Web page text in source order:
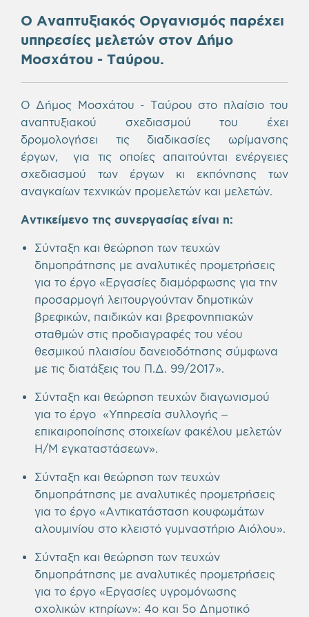
Ο Αναπτυξιακός Οργανισμός παρέχει
υπηρεσίες μελετών στον Δήμο
Μοσχάτου - Ταύρου.
Ο Δήμος Μοσχάτου - Ταύρου στο πλαίσιο του
αναπτυξιακού σχεδιασμού του έχει
δρομολογήσει τις διαδικασίες ωρίμανσης
έργων, για τις οποίες απαιτούνται ενέργειες
σχεδιασμού των έργων κι εκπόνησης των
αναγκαίων τεχνικών προμελετών και μελετών.
Αντικείμενο της συνεργασίας είναι η:
Σύνταξη και θεώρηση των τευχών
δημοπράτησης με αναλυτικές προμετρήσεις
για το έργο «Εργασίες διαμόρφωσης για την
προσαρμογή λειτουργούνταν δημοτικών
βρεφικών, παιδικών και βρεφονηπιακών
σταθμών στις προδιαγραφές του νέου
θεσμικού πλαισίου δανειοδότησης σύμφωνα
με τις διατάξεις του Π.Δ. 99/2017».
Σύνταξη και θεώρηση τευχών διαγωνισμού
για το έργο «Υπηρεσία συλλογής –
επικαιροποίησης στοιχείων φακέλου μελετών
Η/Μ εγκαταστάσεων».
Σύνταξη και θεώρηση των τευχών
δημοπράτησης με αναλυτικές προμετρήσεις
για το έργο «Αντικατάσταση κουφωμάτων
αλουμινίου στο κλειστό γυμναστήριο Αιόλου».
Σύνταξη και θεώρηση των τευχών
δημοπράτησης με αναλυτικές προμετρήσεις
για το έργο «Εργασίες υγρομόνωσης
σχολικών κτηρίων»: 4ο και 5ο Δημοτικό